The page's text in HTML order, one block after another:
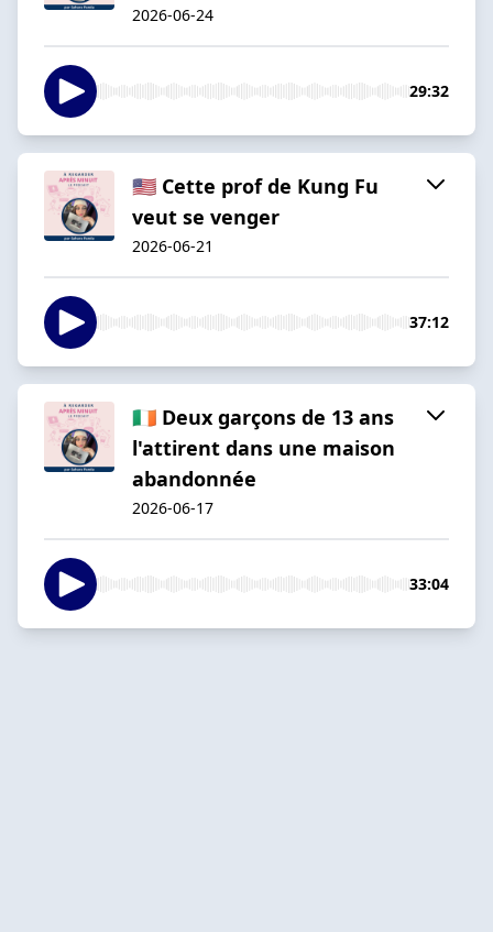
2026-06-24
29:32
🇺🇸 Cette prof de Kung Fu
veut se venger
2026-06-21
37:12
🇮🇪 Deux garçons de 13 ans
l'attirent dans une maison
abandonnée
2026-06-17
33:04